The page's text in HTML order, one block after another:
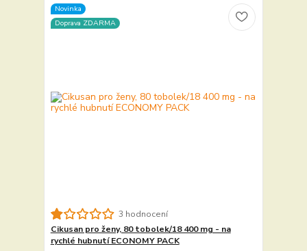
Novinka
Doprava ZDARMA
3 hodnocení
Cikusan pro ženy, 80 tobolek/18 400 mg - na
rychlé hubnutí ECONOMY PACK